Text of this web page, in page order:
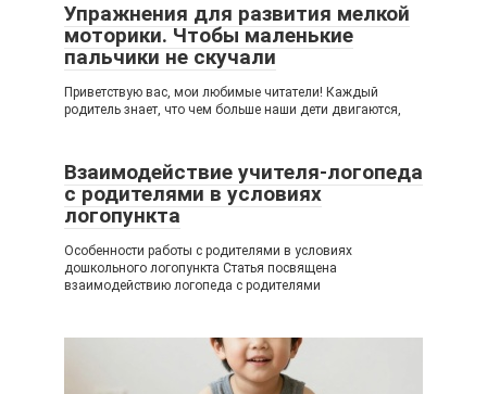
Упражнения для развития мелкой
моторики. Чтобы маленькие
пальчики не скучали
Приветствую вас, мои любимые читатели! Каждый
родитель знает, что чем больше наши дети двигаются,
Взаимодействие учителя-логопеда
с родителями в условиях
логопункта
Особенности работы с родителями в условиях
дошкольного логопункта Статья посвящена
взаимодействию логопеда с родителями